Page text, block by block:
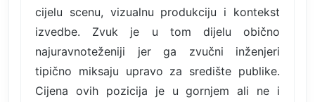
cijelu scenu, vizualnu produkciju i kontekst
izvedbe. Zvuk je u tom dijelu obično
najuravnoteženiji jer ga zvučni inženjeri
tipično miksaju upravo za središte publike.
Cijena ovih pozicija je u gornjem ali ne i